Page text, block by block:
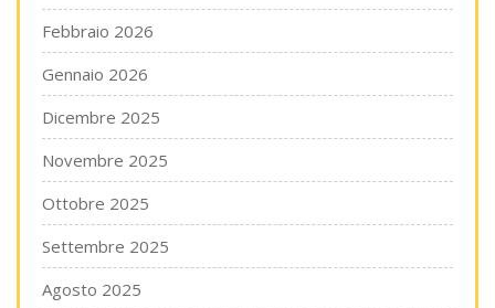
Febbraio 2026
Gennaio 2026
Dicembre 2025
Novembre 2025
Ottobre 2025
Settembre 2025
Agosto 2025